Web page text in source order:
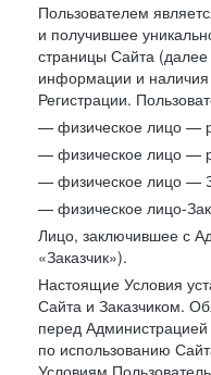
Пользователем
и получившее
страницы Сайта
информации и
Регистрации.
— физическое лицо —
— физическое лицо —
— физическое лицо —
— физическое лицо-
Лицо, заключившее с
«Заказчик»).
Настоящие Условия
Сайта и Заказчиком.
перед
по использованию
Условиям